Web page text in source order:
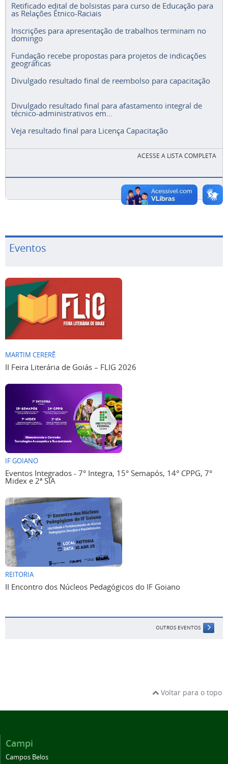
Retificado edital de bolsistas para curso de Educação para
as Relações Étnico-Raciais
Inscrições para apresentação de trabalhos terminam no
domingo
Fundação recebe propostas para projetos de indicações
geográficas
Divulgado resultado final de reembolso para capacitação
Divulgado resultado final para afastamento integral de
técnico-administrativos em...
Veja resultado final para Licença Capacitação
ACESSE A LISTA COMPLETA
Eventos
MARTIM CERERÊ
II Feira Literária de Goiás – FLIG 2026
IF GOIANO
Eventos Integrados - 7° Integra, 15° Semapós, 14° CPPG, 7°
Midex e 2ª SIA
REITORIA
II Encontro dos Núcleos Pedagógicos do IF Goiano
OUTROS EVENTOS
Voltar para o topo
Campi
Campos Belos